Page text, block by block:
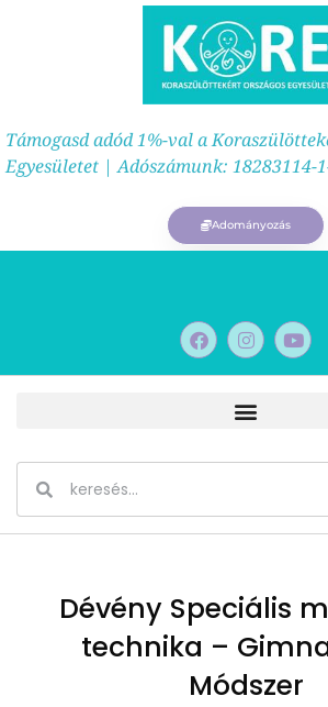
Támogasd adód 1%-val a
Egyesületet | Adószámunk: 18283114-
Adományozás
Dévény Speciális
technika –
Módszer